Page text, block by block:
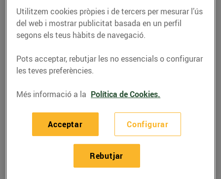
Pa per a tots els gustos
22/de març/2019
Al teu supermercat Bonpreu o Esclat pots
comprar pa de moltes varietats i per a tots els
gustos i...
LLEGIR MÉS
Utilitzem cookies pròpies i de tercers per mesurar l’ús
del web i mostrar publicitat basada en un perfil
segons els teus hàbits de navegació.
Pots acceptar, rebutjar les no essencials o configurar
les teves preferències.
Més informació a la Política de Cookies.
Configurar
Rebutjar
Acceptar